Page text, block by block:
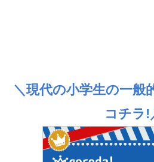
＼現代の小学生の一般
コチラ!